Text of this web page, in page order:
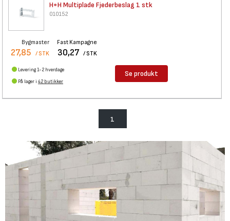
H+H Multiplade Fjederbeslag 1 stk
010152
Bygmaster
27,85 / STK
Fast Kampagne
30,27 / STK
Levering 1-2 hverdage
På lager i 42 butikker
Se produkt
1